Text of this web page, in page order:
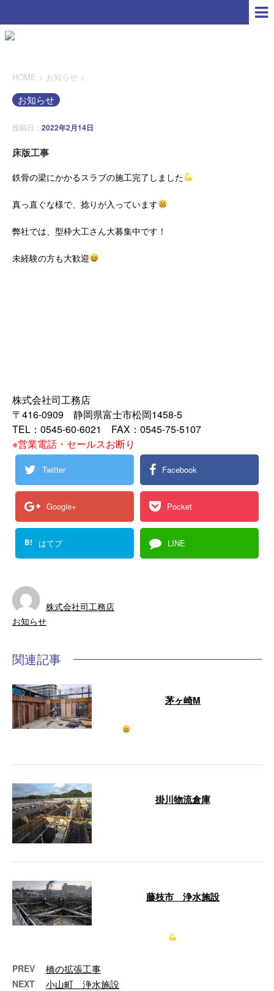
HOME > お知らせ >
お知らせ
投稿日： 2022年2月14日
床版工事
鉄骨の梁にかかるスラブの施工完了しました
真っ直ぐな様で、捻りが入っています
弊社では、型枠大工さん大募集中です！
未経験の方も大歓迎
株式会社司工務店
〒416-0909 静岡県富士市松岡1458-5
TEL：0545-60-6021 FAX：0545-75-5107
※営業電話・セールスお断り
Twitter Facebook
Google+ Pocket
B! はてブ LINE
株式会社司工務店
お知らせ
関連記事
茅ヶ崎M
掛川物流倉庫
藤枝市 浄水施設
PREV 橋の拡張工事
NEXT 小山町 浄水施設